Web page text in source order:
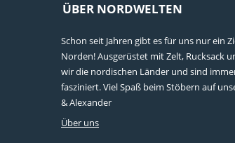
ÜBER NORDWELTEN
Schon seit Jahren gibt es für uns nur ein
Norden! Ausgerüstet mit Zelt, Rucksack
wir die nordischen Länder und sind
fasziniert. Viel Spaß beim Stöbern auf
& Alexander
Über uns